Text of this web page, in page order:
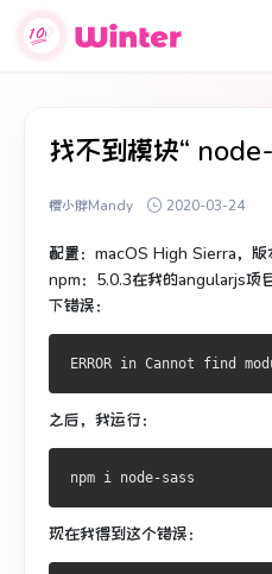
找不到模块“
樱小胖Mandy 2020-03-24
配置：macOS High Sierra，
npm：5.0.3在我的angularjs项
下错误：
之后，我运行：
现在我得到这个错误：